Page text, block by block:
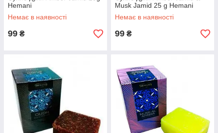
Hemani
Немає в наявності
99 ₴
Musk Jamid 25 g Hemani
Немає в наявності
99 ₴